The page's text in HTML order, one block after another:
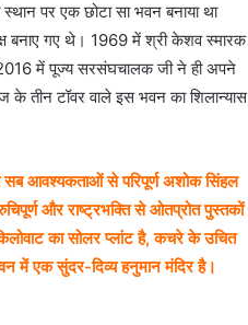
पर एक छोटा सा भवन बनाया था
बनाए गए थे। 1969 में श्री केशव स्मारक
में पूज्य सरसंघचालक जी ने ही अपने
के तीन टॉवर वाले इस भवन का शिलान्यास
आवश्यकताओं से परिपूर्ण अशोक सिंहल
और राष्ट्रभक्ति से ओतप्रोत पुस्तकों
का सोलर प्लांट है, कचरे के उचित
में एक सुंदर-दिव्य हनुमान मंदिर है।